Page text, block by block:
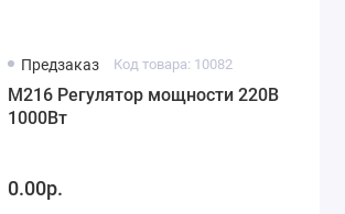
Предзаказ Код товара: 10082
M216 Регулятор мощности 220В
1000Вт
0.00р.